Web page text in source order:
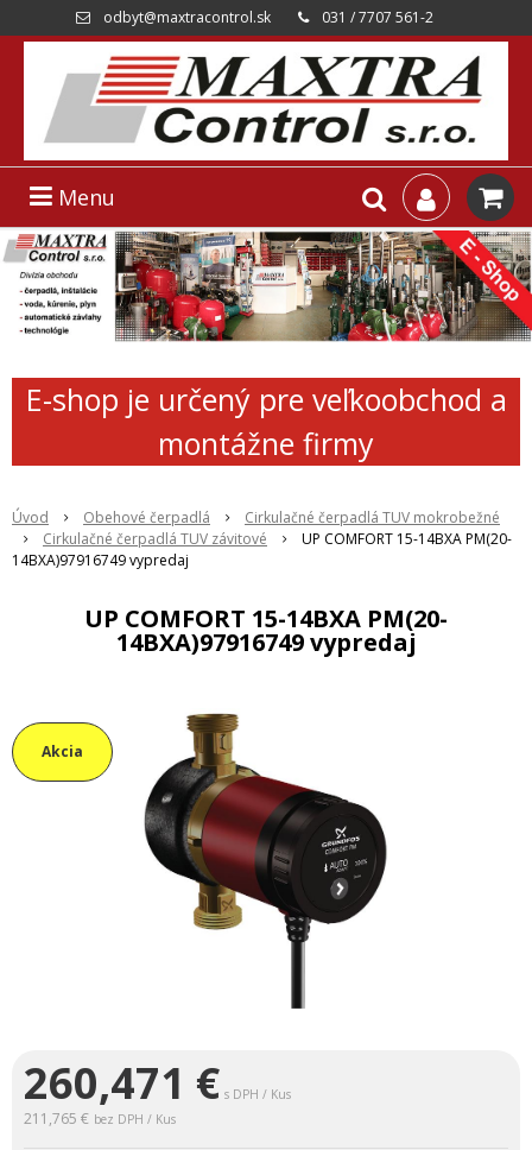
odbyt@maxtracontrol.sk 031 / 7707 561-2
Menu
E-shop je určený pre veľkoobchod a
montážne firmy
Úvod Obehové čerpadlá
Cirkulačné čerpadlá TUV mokrobežné
Cirkulačné čerpadlá TUV závitové
UP COMFORT 15-14BXA PM(20-
14BXA)97916749 vypredaj
UP COMFORT 15-14BXA PM(20-
14BXA)97916749 vypredaj
Akcia
260,471 € s DPH / Kus
211,765 € bez DPH / Kus